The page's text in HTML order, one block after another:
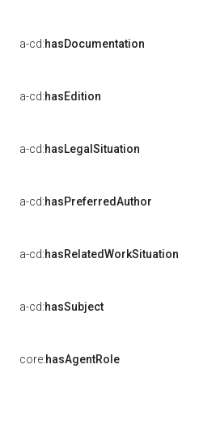
a-cd:hasDocumentation
a-cd:hasEdition
a-cd:hasLegalSituation
a-cd:hasPreferredAuthor
a-cd:hasRelatedWorkSituation
a-cd:hasSubject
core:hasAgentRole